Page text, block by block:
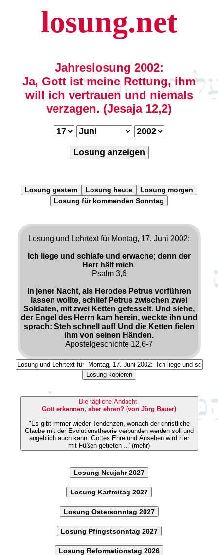
losung.net
Jahreslosung 2002:
Ja, Gott ist meine Rettung, ihm
will ich vertrauen und niemals
verzagen. (Jesaja 12,2)
Losung anzeigen
Losung gestern Losung heute
Losung morgen
Losung für kommenden Sonntag
Losung und Lehrtext für Montag, 17. Juni 2002:
Ich liege und schlafe und erwache; denn der
Herr hält mich.
Psalm 3,6
In jener Nacht, als Herodes Petrus vorführen
lassen wollte, schlief Petrus zwischen zwei
Soldaten, mit zwei Ketten gefesselt. Und siehe,
der Engel des Herrn kam herein, weckte ihn und
sprach: Steh schnell auf! Und die Ketten fielen
ihm von seinen Händen.
Apostelgeschichte 12,6-7
Losung kopieren
Die tägliche Andacht
Gott erkennen, aber ehren? (von Jörg Bauer)
"Es gibt immer wieder Tendenzen, wonach der christliche
Glaube mit der Evolutionstheorie verbunden werden soll und
angeblich auch kann. Gottes Ehre und Ansehen wird hier
mit Füßen getreten ..."(mehr)
Losung Neujahr 2027
Losung Karfreitag 2027
Losung Ostersonntag 2027
Losung Pfingstsonntag 2027
Losung Reformationstag 2026